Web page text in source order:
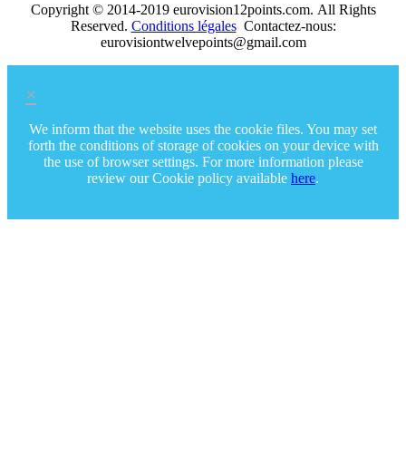
Copyright © 2014-2019 eurovision12points.com. All Rights
Reserved. Conditions légalesContactez-nous:
eurovisiontwelvepoints@gmail.com
×
We inform that the website uses the cookie files. You may set
forth the conditions of storage of cookies on your device with
the use of browser settings. For more information please
review our Cookie policy available here.